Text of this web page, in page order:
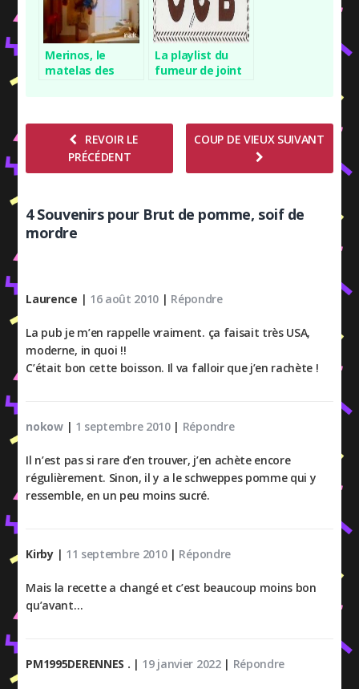
Merinos, le
matelas des
La playlist du
fumeur de joint
REVOIR LE
PRÉCÉDENT
COUP DE VIEUX SUIVANT
4 Souvenirs pour Brut de pomme, soif de
mordre
Laurence | 16 août 2010 | Répondre
La pub je m’en rappelle vraiment. ça faisait très USA,
moderne, in quoi !!
C’était bon cette boisson. Il va falloir que j’en rachète !
nokow | 1 septembre 2010| Répondre
Il n’est pas si rare d’en trouver, j’en achète encore
régulièrement. Sinon, il y a le schweppes pomme qui y
ressemble, en un peu moins sucré.
Kirby | 11 septembre 2010| Répondre
Mais la recette a changé et c’est beaucoup moins bon
qu’avant…
PM1995DERENNES . | 19 janvier 2022| Répondre